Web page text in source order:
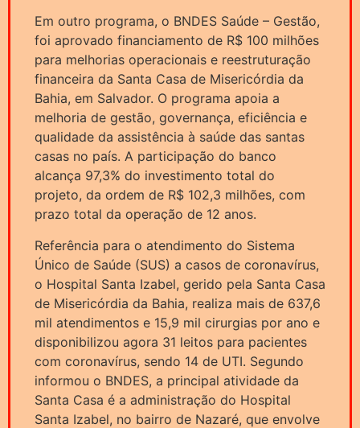
Em outro programa, o BNDES Saúde – Gestão,
foi aprovado financiamento de R$ 100 milhões
para melhorias operacionais e reestruturação
financeira da Santa Casa de Misericórdia da
Bahia, em Salvador. O programa apoia a
melhoria de gestão, governança, eficiência e
qualidade da assistência à saúde das santas
casas no país. A participação do banco
alcança 97,3% do investimento total do
projeto, da ordem de R$ 102,3 milhões, com
prazo total da operação de 12 anos.
Referência para o atendimento do Sistema
Único de Saúde (SUS) a casos de coronavírus,
o Hospital Santa Izabel, gerido pela Santa Casa
de Misericórdia da Bahia, realiza mais de 637,6
mil atendimentos e 15,9 mil cirurgias por ano e
disponibilizou agora 31 leitos para pacientes
com coronavírus, sendo 14 de UTI. Segundo
informou o BNDES, a principal atividade da
Santa Casa é a administração do Hospital
Santa Izabel, no bairro de Nazaré, que envolve